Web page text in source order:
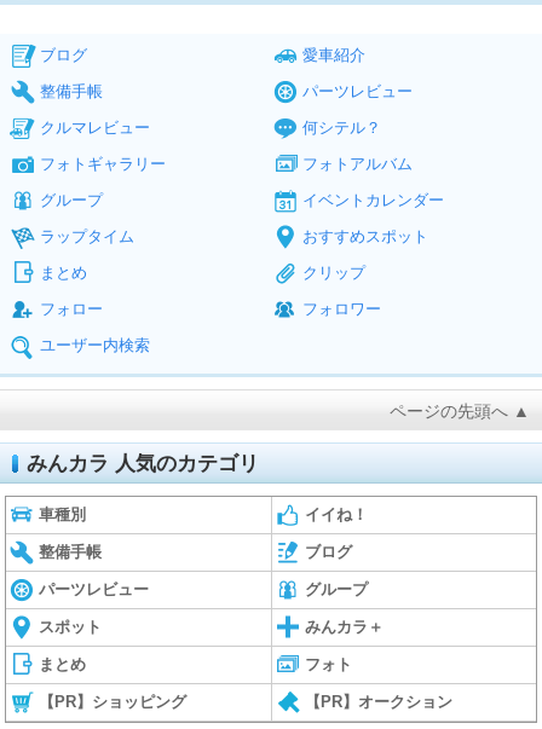
ブログ
愛車紹介
整備手帳
パーツレビュー
クルマレビュー
何シテル？
フォトギャラリー
フォトアルバム
グループ
イベントカレンダー
ラップタイム
おすすめスポット
まとめ
クリップ
フォロー
フォロワー
ユーザー内検索
ページの先頭へ ▲
みんカラ 人気のカテゴリ
車種別 イイね！
整備手帳 ブログ
パーツレビュー グループ
スポット みんカラ＋
まとめ フォト
【PR】ショッピング 【PR】オークション